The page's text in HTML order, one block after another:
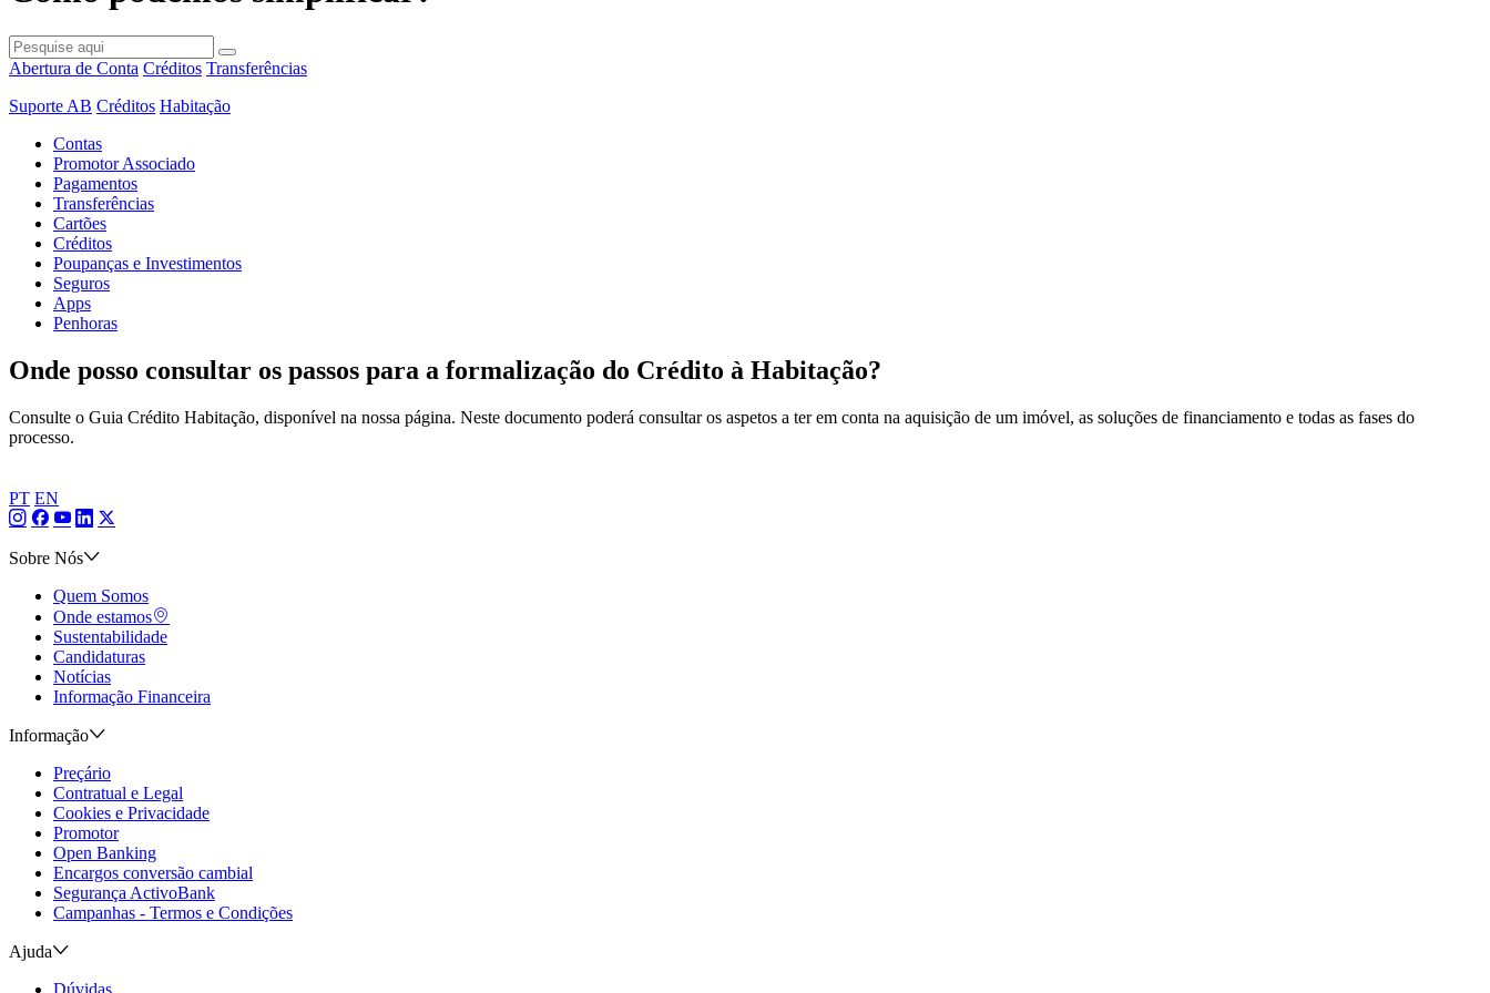
Abertura de Conta Créditos Transferências
Suporte AB Créditos Habitação
Contas
Promotor Associado
Pagamentos
Transferências
Cartões
Créditos
Poupanças e Investimentos
Seguros
Apps
Penhoras
Onde posso consultar os passos para a formalização do Crédito à Habitação?
Consulte o Guia Crédito Habitação, disponível na nossa página. Neste documento poderá consultar os aspetos a ter em conta na aquisição de um imóvel, as soluções de financiamento e todas as fases do
processo.
PT EN
Sobre Nós
Quem Somos
Onde estamos
Sustentabilidade
Candidaturas
Notícias
Informação Financeira
Informação
Preçário
Contratual e Legal
Cookies e Privacidade
Promotor
Open Banking
Encargos conversão cambial
Segurança ActivoBank
Campanhas - Termos e Condições
Ajuda
Dúvidas